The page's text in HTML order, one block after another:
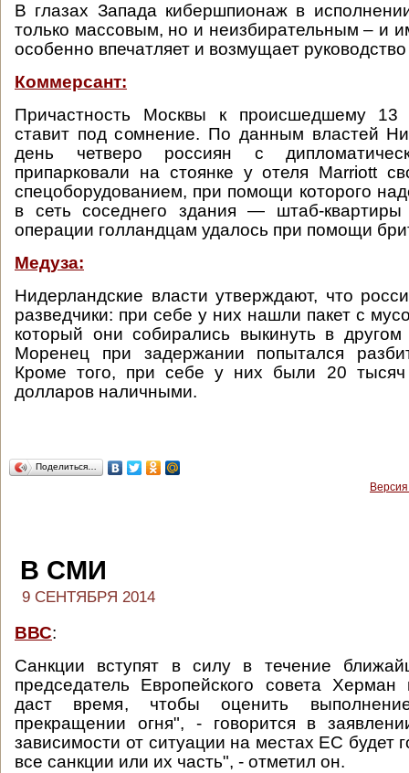
В глазах Запада кибершпионаж в
только массовым, но и неизбирательным – и
особенно впечатляет и возмущает
Коммерсант:
Причастность Москвы к происшедшему
ставит под сомнение. По данным властей
день четверо россиян с
припарковали на стоянке у отеля Marriott
спецоборудованием, при помощи которого
в сеть соседнего здания — штаб-
операции голландцам удалось при помощи
Медуза:
Нидерландские власти утверждают, что
разведчики: при себе у них нашли пакет с
который они собирались выкинуть в
Моренец при задержании попытался
Кроме того, при себе у них были 20
долларов наличными.
Поделиться…
В СМИ
9 СЕНТЯБРЯ 2014
ВВС:
Санкции вступят в силу в течение
председатель Европейского совета
даст время, чтобы оценить
прекращении огня", - говорится в
зависимости от ситуации на местах ЕС будет
все санкции или их часть", - отметил он.